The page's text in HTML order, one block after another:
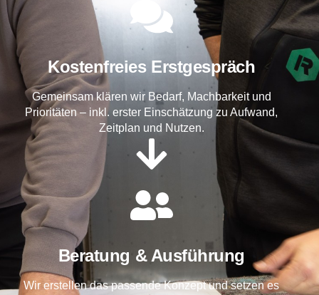
Kostenfreies Erstgespräch
Gemeinsam klären wir Bedarf, Machbarkeit und
Prioritäten – inkl. erster Einschätzung zu Aufwand,
Zeitplan und Nutzen.
Beratung & Ausführung
Wir erstellen das passende Konzept und setzen es